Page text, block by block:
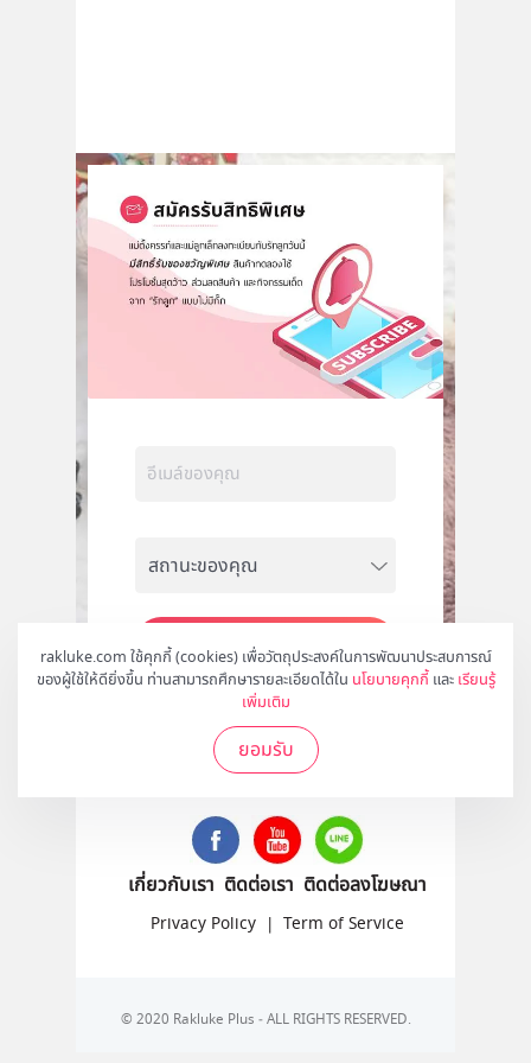
rakluke.com ใช้คุกกี้ (cookies) เพื่อวัตถุประสงค์ในการพัฒนาประสบการณ์
ของผู้ใช้ให้ดียิ่งขึ้น ท่านสามารถศึกษารายละเอียดได้ใน นโยบายคุกกี้ และ เรียนรู้
เพิ่มเติม
ยอมรับ
สมัคร
ติดตามเราได้ที่
เกี่ยวกับเรา ติดต่อเรา ติดต่อลงโฆษณา
Privacy Policy | Term of Service
© 2020 Rakluke Plus - ALL RIGHTS RESERVED.